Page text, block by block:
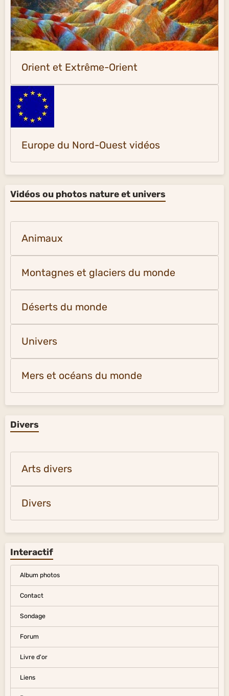
Orient et Extrême-Orient
Europe du Nord-Ouest vidéos
Vidéos ou photos nature et univers
Animaux
Montagnes et glaciers du monde
Déserts du monde
Univers
Mers et océans du monde
Divers
Arts divers
Divers
Interactif
Album photos
Contact
Sondage
Forum
Livre d'or
Liens